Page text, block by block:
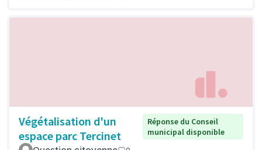
Végétalisation d'un
espace parc Tercinet
Réponse du Conseil
municipal disponible